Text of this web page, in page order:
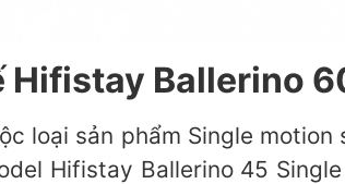
Ballerino
loại sản phẩm Single
Hifistay Ballerino 45